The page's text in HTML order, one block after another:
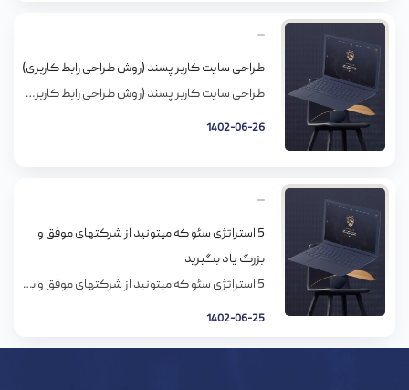
طراحی سایت کاربر پسند (روش طراحی رابط کاربری)
طراحی سایت کاربر پسند (روش طراحی رابط کاربری) در بسیاری از موارد، اهمیت و اولویت همواره با مشتری و کاربر هست. مخصوصا برای این که یه بیزینس بتونه موفق شه باید مشتری ها و کاربرهای راضی داشته باشه. کاری کنین که اونها تجربه خوشی از بازدید از سایت شما داشته باشن و باز هم به […]
1402-06-26
5 استراتژی سئو که میتونید از شرکتهای موفق و
بزرگ یاد بگیرید
5 استراتژی سئو که میتونید از شرکتهای موفق و بزرگ یاد بگیرید بهینه سازی موتور جستجوی طبیعی یا سئو بخش مهمی از ساخت برند دیجیتالی یه کسب و کار محسوب میشه. این کار کمک میکنه تا با بالا بردن رتبه صفحاتتون، جایگاهتونو روی سرچ های آنلاین بالا ببرید. اما فقط در صورتی اثر داره که […]
1402-06-25